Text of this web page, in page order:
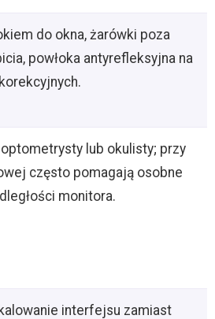
do okna, żarówki poza
powłoka antyrefleksyjna na
lub okulisty; przy
często pomagają osobne
monitora.
interfejsu zamiast